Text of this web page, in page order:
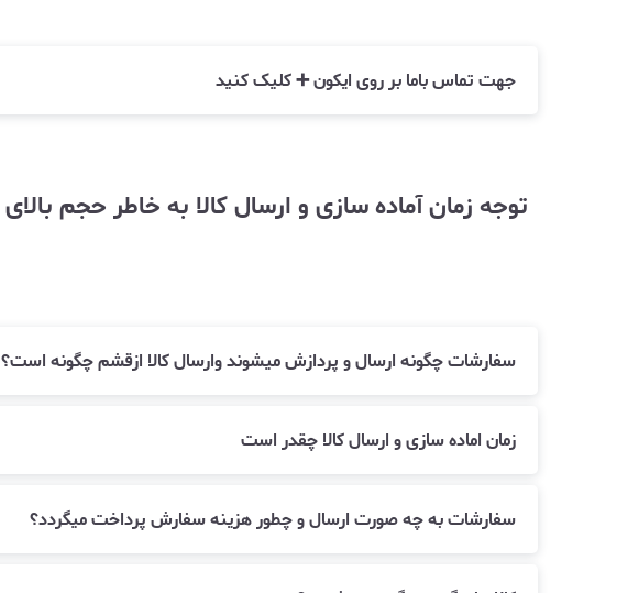
جهت تماس باما بر روی ایکون ➕ کلیک کنید
سفارشات چگونه ارسال و پردازش میشوند وارسال کالا ازقشم چگونه است؟
زمان اماده سازی و ارسال کالا چقدر است
سفارشات به چه صورت ارسال و چطور هزینه سفارش پرداخت میگردد؟